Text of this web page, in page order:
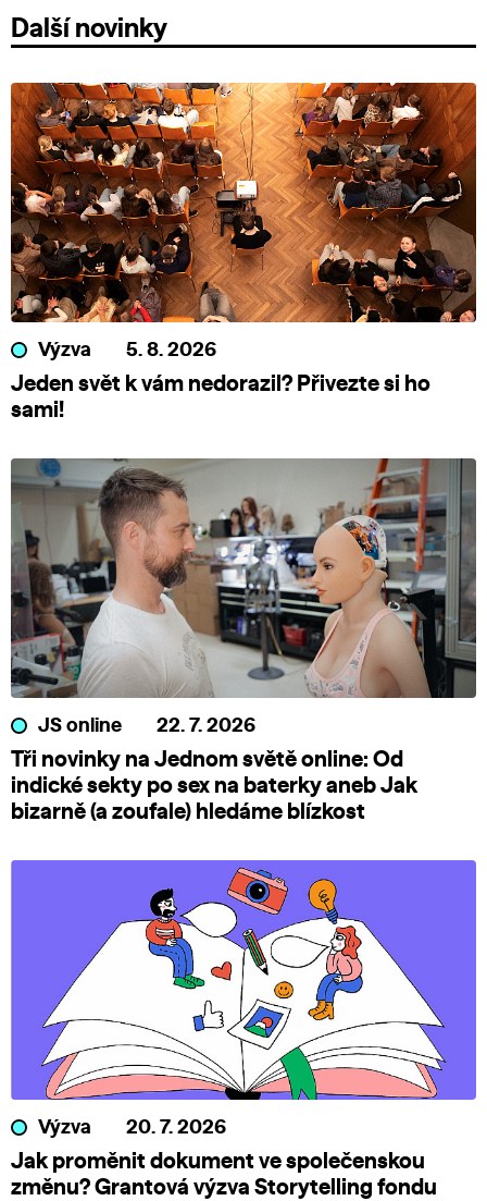
Další novinky
Výzva 5. 8. 2026
Jeden svět k vám nedorazil? Přivezte si ho
sami!
JS online 22. 7. 2026
Tři novinky na Jednom světě online: Od
indické sekty po sex na baterky aneb Jak
bizarně (a zoufale) hledáme blízkost
Výzva 20. 7. 2026
Jak proměnit dokument ve společenskou
změnu? Grantová výzva Storytelling fondu